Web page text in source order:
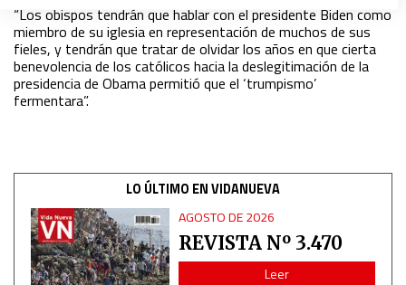
“Los obispos tendrán que hablar con el presidente Biden como
miembro de su iglesia en representación de muchos de sus
fieles, y tendrán que tratar de olvidar los años en que cierta
benevolencia de los católicos hacia la deslegitimación de la
presidencia de Obama permitió que el ‘trumpismo’
fermentara”.
LO ÚLTIMO EN VIDANUEVA
AGOSTO DE 2026
REVISTA Nº 3.470
Leer
Create profiles to personalise content
Use profiles to select personalised content
Measure content performance
Understand audiences through statistics or combinations
of data from different sources